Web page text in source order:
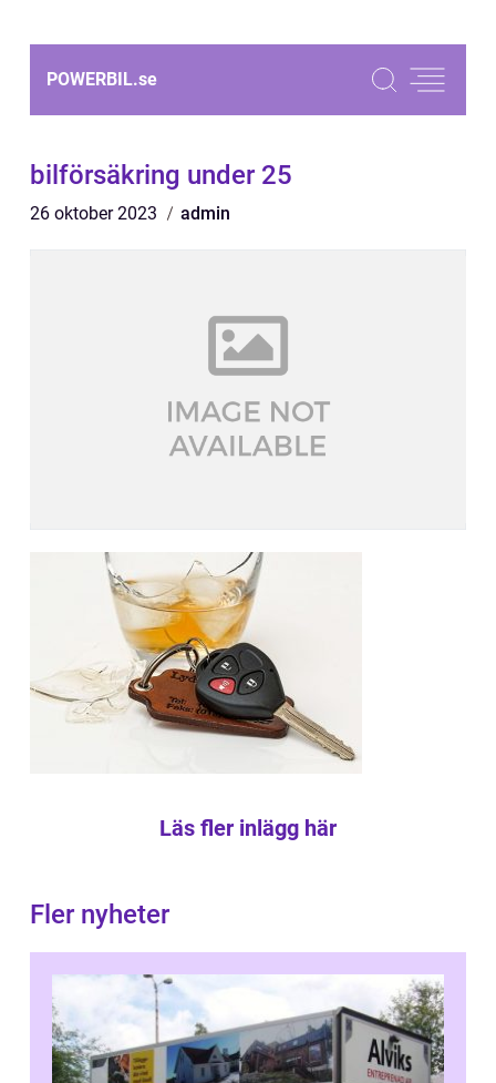
POWERBIL.se
bilförsäkring under 25
26 oktober 2023 admin
Läs fler inlägg här
Fler nyheter